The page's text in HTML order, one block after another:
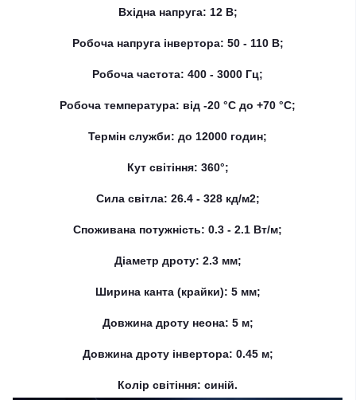
Вхідна напруга: 12 В;
Робоча напруга інвертора: 50 - 110 В;
Робоча частота: 400 - 3000 Гц;
Робоча температура: від -20 °C до +70 °C;
Термін служби: до 12000 годин;
Кут світіння: 360°;
Сила світла: 26.4 - 328 кд/м2;
Споживана потужність: 0.3 - 2.1 Вт/м;
Діаметр дроту: 2.3 мм;
Ширина канта (крайки): 5 мм;
Довжина дроту неона: 5 м;
Довжина дроту інвертора: 0.45 м;
Колір світіння: синій.